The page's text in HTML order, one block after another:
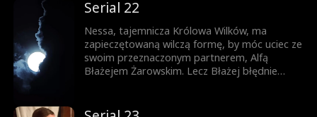
Dopiero gdy życie ich syna jest zagrożone,
pojawia się szansa, by Błażej zrozumiał
prawdę – lecz czy nie będzie już za późno?
Serial 22
Nessa, tajemnicza Królowa Wilków, ma
zapieczętowaną wilczą formę, by móc uciec ze
swoim przeznaczonym partnerem, Alfą
Błażejem Żarowskim. Lecz Błażej błędnie
Dopiero gdy życie ich syna jest zagrożone,